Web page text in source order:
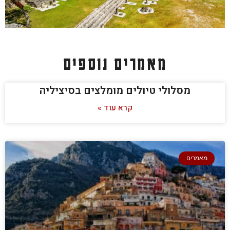
מאמרים נוספים
מסלולי טיולים מומלצים בסיציליה
קרא עוד »
מאמרים